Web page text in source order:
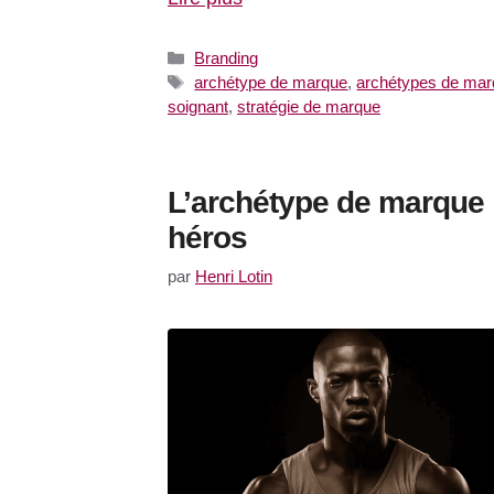
Catégories
Branding
Étiquettes
archétype de marque,archétypes de
soignant, stratégie de marque
L’archétype de marque
héros
par Henri Lotin